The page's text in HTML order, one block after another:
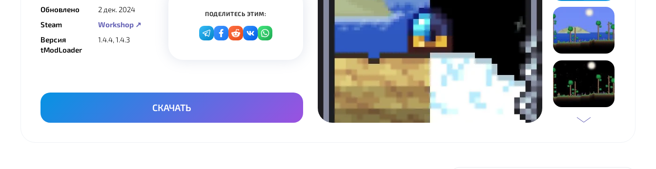
Обновлено
2 дек. 2024
Steam
Workshop ↗
Версия
tModLoader
1.4.4, 1.4.3
ПОДЕЛИТЕСЬ ЭТИМ:
СКАЧАТЬ